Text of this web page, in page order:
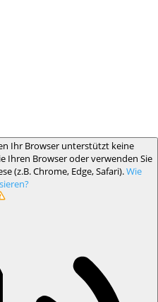
Ihr Browser unterstützt keine
Ihren Browser oder verwenden Sie
(z.B. Chrome, Edge, Safari).Wie